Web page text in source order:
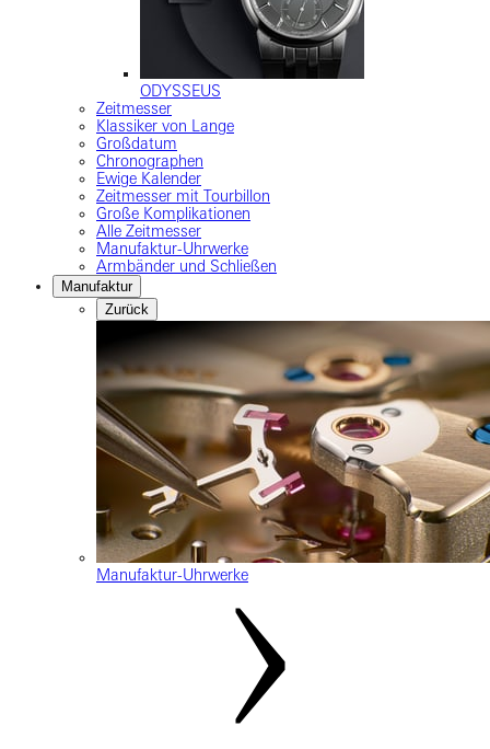
ODYSSEUS
Zeitmesser
Klassiker von Lange
Großdatum
Chronographen
Ewige Kalender
Zeitmesser mit Tourbillon
Große Komplikationen
Alle Zeitmesser
Manufaktur-Uhrwerke
Armbänder und Schließen
Manufaktur
Zurück
Manufaktur-Uhrwerke